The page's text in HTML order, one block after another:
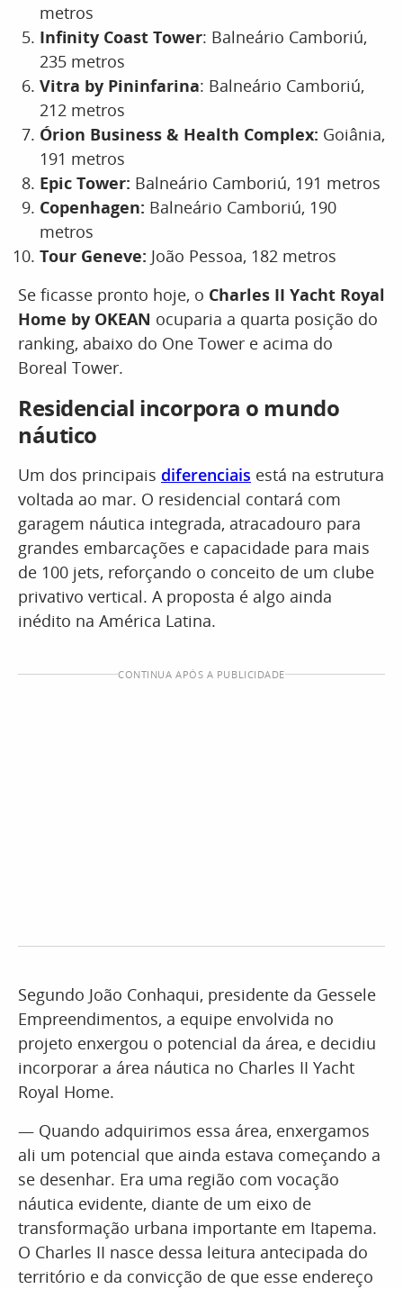
metros
Infinity Coast Tower: Balneário Camboriú,
235 metros
Vitra by Pininfarina: Balneário Camboriú,
212 metros
Órion Business & Health Complex: Goiânia,
191 metros
Epic Tower: Balneário Camboriú, 191 metros
Copenhagen: Balneário Camboriú, 190
metros
Tour Geneve: João Pessoa, 182 metros
Se ficasse pronto hoje, o Charles II Yacht Royal
Home by OKEAN ocuparia a quarta posição do
ranking, abaixo do One Tower e acima do
Boreal Tower.
Residencial incorpora o mundo
náutico
Um dos principais diferenciais está na estrutura
voltada ao mar. O residencial contará com
garagem náutica integrada, atracadouro para
grandes embarcações e capacidade para mais
de 100 jets, reforçando o conceito de um clube
privativo vertical. A proposta é algo ainda
inédito na América Latina.
CONTINUA APÓS A PUBLICIDADE
Segundo João Conhaqui, presidente da Gessele
Empreendimentos, a equipe envolvida no
projeto enxergou o potencial da área, e decidiu
incorporar a área náutica no Charles II Yacht
Royal Home.
— Quando adquirimos essa área, enxergamos
ali um potencial que ainda estava começando a
se desenhar. Era uma região com vocação
náutica evidente, diante de um eixo de
transformação urbana importante em Itapema.
O Charles II nasce dessa leitura antecipada do
território e da convicção de que esse endereço